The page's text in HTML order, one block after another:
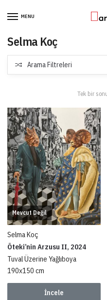
MENU
Selma Koç
Arama Filtreleri
Tek bir
Mevcut Değil
Selma Koç
Öteki’nin Arzusu II, 2024
Tuval Üzerine Yağlıboya
190x150 cm
İncele